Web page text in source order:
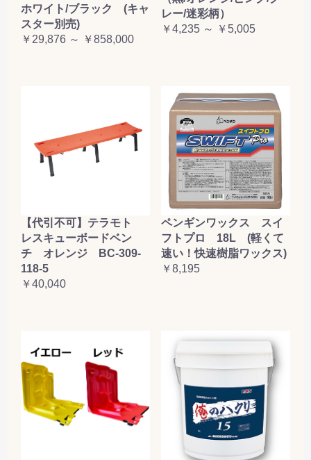
ホワイト/ブラック (キャ
スター別売)
￥29,876 ～ ￥858,000
レー/迷彩柄）
￥4,235 ～ ￥5,005
【代引不可】テラモト
レスキューボードベン
チ オレンジ BC-309-
118-5
￥40,040
ペンギンワックス スイ
フトプロ 18L (軽くて
速い！快速樹脂ワックス)
￥8,195